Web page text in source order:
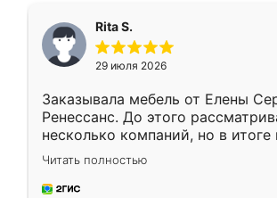
Rita S.
29 июля 2026
Заказывала мебель от Елены
Ренессанс. До этого
несколько компаний, но в итоге
эту. Сначала обговорили
приехал замерщик, всё
и снял размеры. Изготовили в
Читать полностью